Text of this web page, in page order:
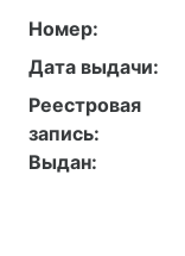
Номер:
Дата выдачи:
Реестровая
запись:
Выдан: